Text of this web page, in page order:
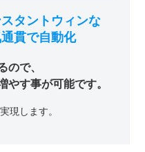
ントウィンな
貫で自動化
で、
す事が可能です。
現します。